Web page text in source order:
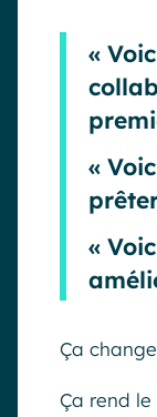
«
«
«
Ça
Ça rend